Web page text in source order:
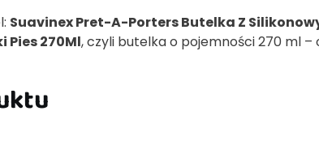
Suavinex Pret-A-Porters Butelka Z
Pies 270Ml, czyli butelka o pojemności 270 ml –